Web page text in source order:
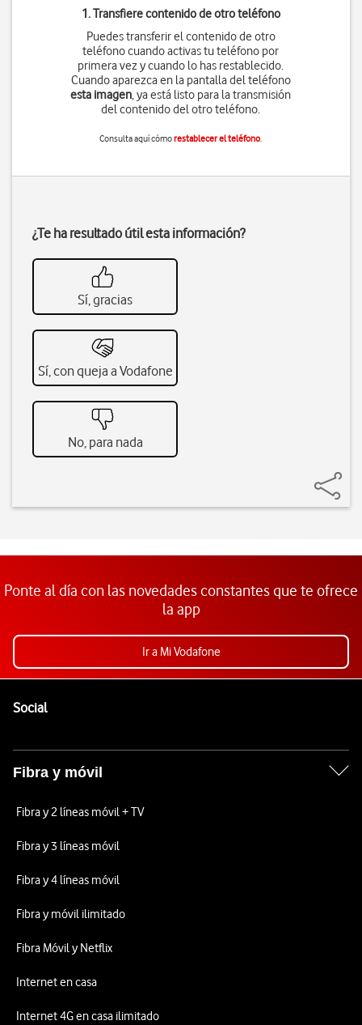
1. Transfiere contenido de otro teléfono
Puedes transferir el contenido de otro
teléfono cuando activas tu teléfono por
primera vez y cuando lo has restablecido.
Cuando aparezca en la pantalla del teléfono
esta imagen, ya está listo para la transmisión
del contenido del otro teléfono.
Consulta aquí cómorestablecer el teléfono.
¿Te ha resultado útil esta información?
Sí, gracias
Sí, con queja a Vodafone
No, para nada
Ponte al día con las novedades constantes que te ofrece
la app
Ir a Mi Vodafone
SocialEnlaces a las redes sociales de Vodafone
Fibra y móvil
Fibra y 2 líneas móvil + TV
Fibra y 3 líneas móvil
Fibra y 4 líneas móvil
Fibra y móvil ilimitado
Fibra Móvil y Netflix
Internet en casa
Internet 4G en casa ilimitado